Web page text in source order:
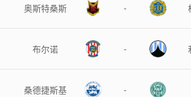
奥斯特桑斯 -
布尔诺 -
桑德捷斯基 -